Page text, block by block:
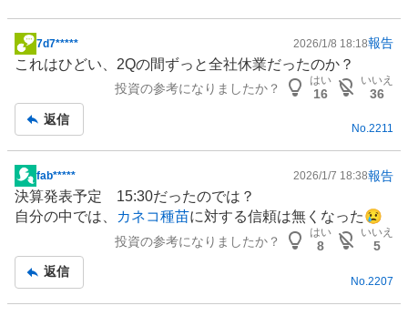
掲
示
事
7d7***** 2026/1/8 18:18報告
これはひどい、2Qの間ずっと全社休業だったのか？
投資の参考になりましたか？
はい
16
いいえ
36
返信
No.2211
掲
示
板
fab***** 2026/1/7 18:38報告
決算発表予定 15:30だったのでは？
自分の中では、
カネコ種苗に対する信頼は無くなった😢
投資の参考になりましたか？
はい
8
いいえ
5
返信
No. 2207